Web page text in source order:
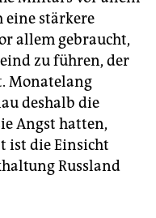
stärkere
allem gebraucht,
zu führen, der
Monatelang
deshalb die
Angst hatten,
ist die Einsicht
Russland